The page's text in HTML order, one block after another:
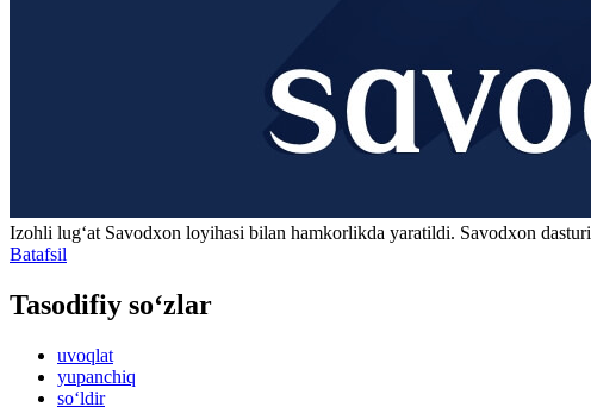
Izohli lugʻat Savodxon loyihasi bilan hamkorlikda yaratildi. Savodxon
Batafsil
Tasodifiy so‘zlar
uvoqlat
yupanchiq
so‘ldir